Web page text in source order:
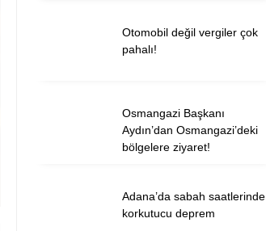
Otomobil değil vergiler çok
pahalı!
Osmangazi Başkanı
Aydın’dan Osmangazi’deki
bölgelere ziyaret!
Adana’da sabah saatlerinde
korkutucu deprem